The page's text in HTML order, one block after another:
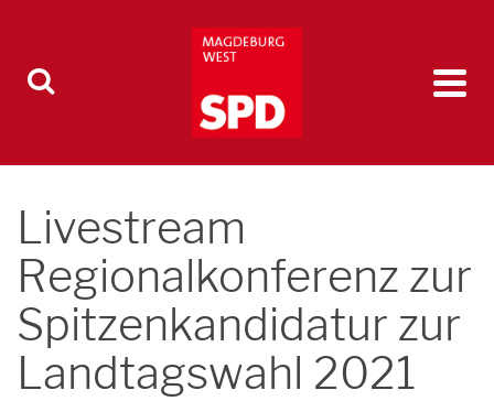
Livestream
Regionalkonferenz zur
Spitzenkandidatur zur
Landtagswahl 2021